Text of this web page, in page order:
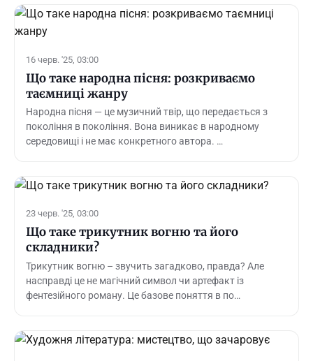
16 черв. '25, 03:00
Що таке народна пісня: розкриваємо
таємниці жанру
Народна пісня — це музичний твір, що передається з
покоління в покоління. Вона виникає в народному
середовищі і не має конкретного автора. …
23 черв. '25, 03:00
Що таке трикутник вогню та його
складники?
Трикутник вогню – звучить загадково, правда? Але
насправді це не магічний символ чи артефакт із
фентезійного роману. Це базове поняття в по…